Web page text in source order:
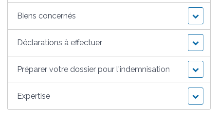
Biens concernés
Déclarations à effectuer
Préparer votre dossier pour l'indemnisation
Expertise